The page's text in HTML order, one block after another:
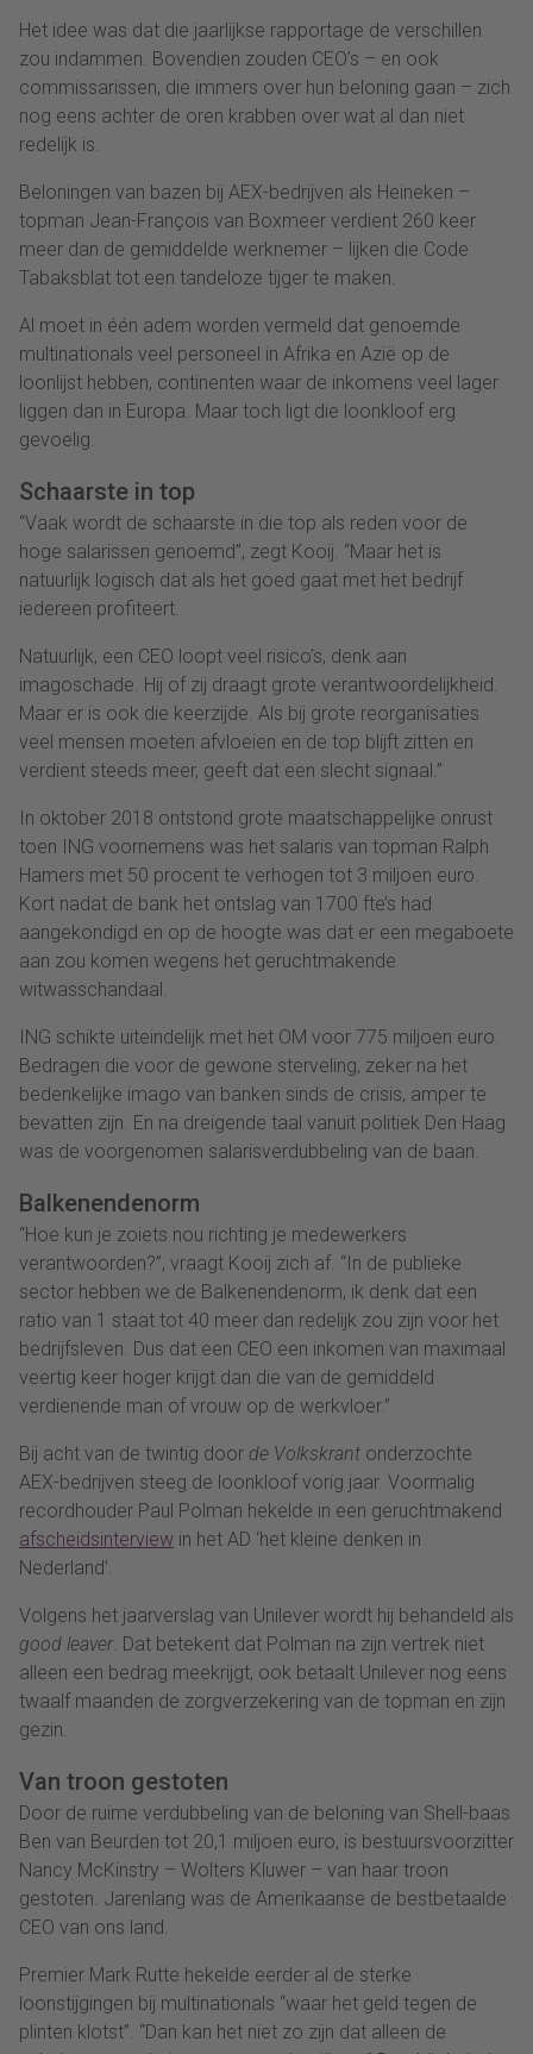
Het idee was dat die jaarlijkse rapportage de verschillen
zou indammen. Bovendien zouden CEO’s – en ook
commissarissen, die immers over hun beloning gaan – zich
nog eens achter de oren krabben over wat al dan niet
redelijk is.
Beloningen van bazen bij AEX-bedrijven als Heineken –
topman Jean-François van Boxmeer verdient 260 keer
meer dan de gemiddelde werknemer – lijken die Code
Tabaksblat tot een tandeloze tijger te maken.
Al moet in één adem worden vermeld dat genoemde
multinationals veel personeel in Afrika en Azië op de
loonlijst hebben, continenten waar de inkomens veel lager
liggen dan in Europa. Maar toch ligt die loonkloof erg
gevoelig.
Schaarste in top
“Vaak wordt de schaarste in die top als reden voor de
hoge salarissen genoemd”, zegt Kooij. “Maar het is
natuurlijk logisch dat als het goed gaat met het bedrijf
iedereen profiteert.
Natuurlijk, een CEO loopt veel risico’s, denk aan
imagoschade. Hij of zij draagt grote verantwoordelijkheid.
Maar er is ook die keerzijde. Als bij grote reorganisaties
veel mensen moeten afvloeien en de top blijft zitten en
verdient steeds meer, geeft dat een slecht signaal.”
In oktober 2018 ontstond grote maatschappelijke onrust
toen ING voornemens was het salaris van topman Ralph
Hamers met 50 procent te verhogen tot 3 miljoen euro.
Kort nadat de bank het ontslag van 1700 fte’s had
aangekondigd en op de hoogte was dat er een megaboete
aan zou komen wegens het geruchtmakende
witwasschandaal.
ING schikte uiteindelijk met het OM voor 775 miljoen euro.
Bedragen die voor de gewone sterveling, zeker na het
bedenkelijke imago van banken sinds de crisis, amper te
bevatten zijn. En na dreigende taal vanuit politiek Den Haag
was de voorgenomen salarisverdubbeling van de baan.
Balkenendenorm
“Hoe kun je zoiets nou richting je medewerkers
verantwoorden?”, vraagt Kooij zich af. “In de publieke
sector hebben we de Balkenendenorm, ik denk dat een
ratio van 1 staat tot 40 meer dan redelijk zou zijn voor het
bedrijfsleven. Dus dat een CEO een inkomen van maximaal
veertig keer hoger krijgt dan die van de gemiddeld
verdienende man of vrouw op de werkvloer.”
Bij acht van de twintig door de Volkskrant onderzochte
AEX-bedrijven steeg de loonkloof vorig jaar. Voormalig
recordhouder Paul Polman hekelde in een geruchtmakend
afscheidsinterview in het AD ‘het kleine denken in
Nederland’.
Volgens het jaarverslag van Unilever wordt hij behandeld als
good leaver. Dat betekent dat Polman na zijn vertrek niet
alleen een bedrag meekrijgt, ook betaalt Unilever nog eens
twaalf maanden de zorgverzekering van de topman en zijn
gezin.
Van troon gestoten
Door de ruime verdubbeling van de beloning van Shell-baas
Ben van Beurden tot 20,1 miljoen euro, is bestuursvoorzitter
Nancy McKinstry – Wolters Kluwer – van haar troon
gestoten. Jarenlang was de Amerikaanse de bestbetaalde
CEO van ons land.
Premier Mark Rutte hekelde eerder al de sterke
loonstijgingen bij multinationals “waar het geld tegen de
plinten klotst”. “Dan kan het niet zo zijn dat alleen de